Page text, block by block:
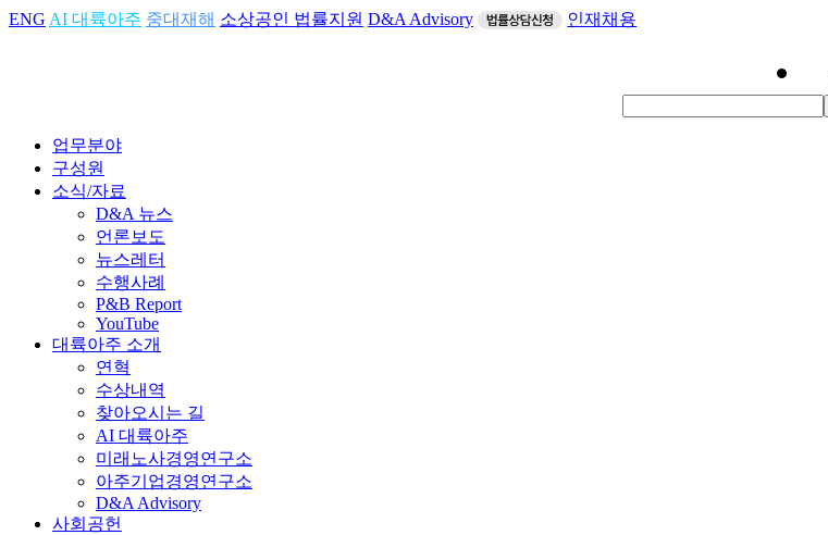
ENG AI 대륙아주 중대재해 소상공인 법률지원 D&A Advisory 인재채용
업무분야
구성원
소식/자료
D&A 뉴스
언론보도
뉴스레터
수행사례
P&B Report
YouTube
대륙아주 소개
연혁
수상내역
찾아오시는 길
AI 대륙아주
미래노사경영연구소
아주기업경영연구소
D&A Advisory
사회공헌